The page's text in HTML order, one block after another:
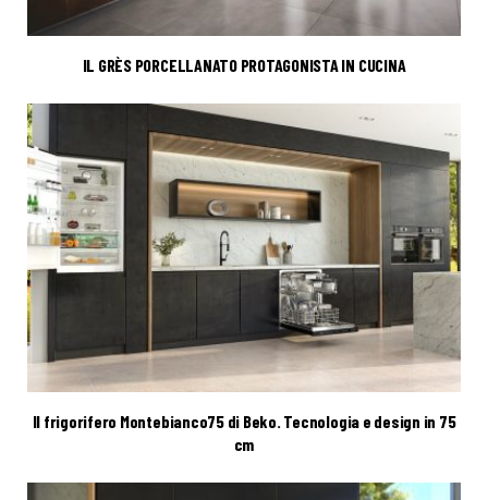
IL GRÈS PORCELLANATO PROTAGONISTA IN CUCINA
Il frigorifero Montebianco75 di Beko. Tecnologia e design in 75
cm